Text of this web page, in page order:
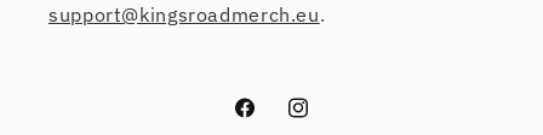
support@kingsroadmerch.eu.
FacebookInstagram